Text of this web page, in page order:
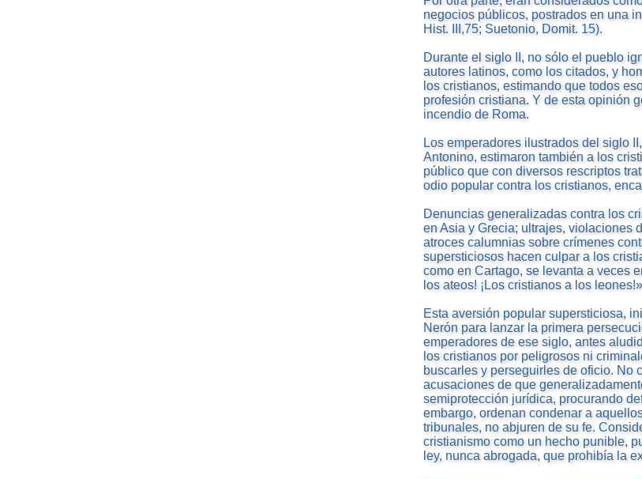
negocios públicos, postrados en una
Hist. III,75; Suetonio, Domit. 15).
Durante el siglo II, no sólo el pueblo
autores latinos, como los citados, y
los cristianos, estimando que todos
profesión cristiana. Y de esta opinión
incendio de Roma.
Los emperadores ilustrados del siglo
Antonino, estimaron también a los
público que con diversos rescriptos
odio popular contra los cristianos,
Denuncias generalizadas contra los
en Asia y Grecia; ultrajes, violaciones
atroces calumnias sobre crímenes
supersticiosos hacen culpar a los
como en Cartago, se levanta a veces
los ateos! ¡Los cristianos a los leones!»
Esta aversión popular supersticiosa,
Nerón para lanzar la primera
emperadores de ese siglo, antes
los cristianos por peligrosos ni
buscarles y perseguirles de oficio. No
acusaciones de que
semiprotección jurídica, procurando
embargo, ordenan condenar a
tribunales, no abjuren de su fe.
cristianismo como un hecho punible,
ley, nunca abrogada, que prohibía la